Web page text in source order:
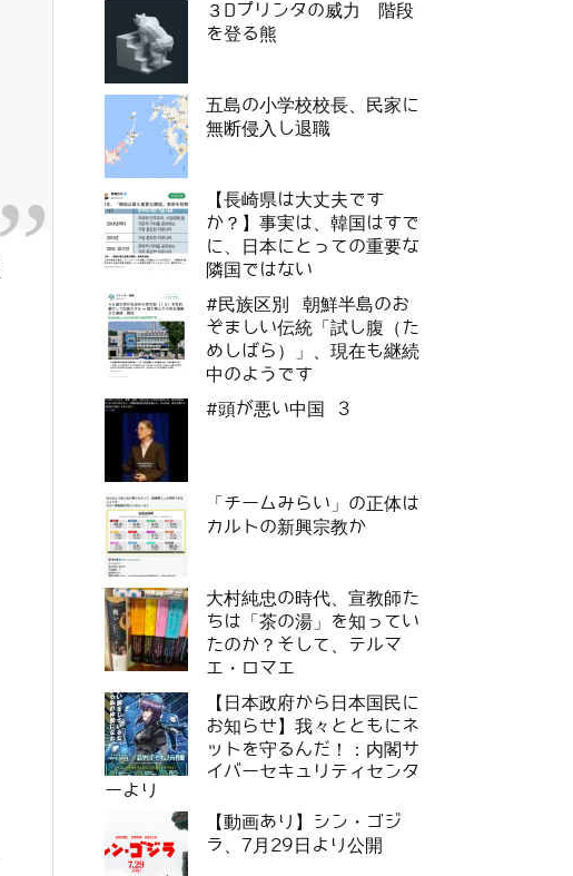
３Dプリンタの威力 階段
を登る熊
五島の小学校校長、民家に
無断侵入し退職
【長崎県は大丈夫です
か？】事実は、韓国はすで
に、日本にとっての重要な
隣国ではない
#民族区別 朝鮮半島のお
ぞましい伝統「試し腹（た
めしばら）」、現在も継続
中のようです
#頭が悪い中国 3
「チームみらい」の正体は
カルトの新興宗教か
大村純忠の時代、宣教師た
ちは「茶の湯」を知ってい
たのか？そして、テルマ
エ・ロマエ
【日本政府から日本国民に
お知らせ】我々とともにネ
ットを守るんだ！：内閣サ
イバーセキュリティセンタ
ーより
【動画あり】シン・ゴジ
ラ、7月29日より公開